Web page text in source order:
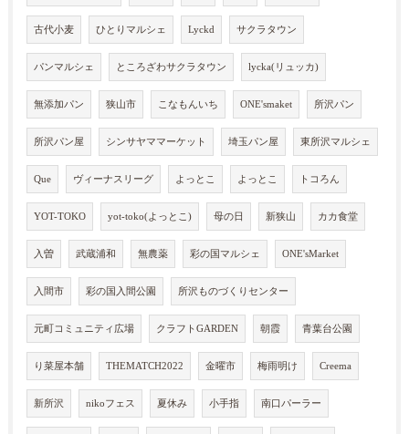
古代小麦 ひとりマルシェ Lyckd サクラタウン
パンマルシェ ところざわサクラタウン lycka(リュッカ)
無添加パン 狭山市 こなもんいち ONE'smaket 所沢パン
所沢パン屋 シンサヤママーケット 埼玉パン屋 東所沢マルシェ
Que ヴィーナスリーグ よっとこ よっとこ トコろん
YOT-TOKO yot-toko(よっとこ) 母の日 新狭山 カカ食堂
入曽 武蔵浦和 無農薬 彩の国マルシェ ONE'sMarket
入間市 彩の国入間公園 所沢ものづくりセンター
元町コミュニティ広場 クラフトGARDEN 朝霞 青葉台公園
り菜屋本舗 THEMATCH2022 金曜市 梅雨明け Creema
新所沢 nikoフェス 夏休み 小手指 南口パーラー